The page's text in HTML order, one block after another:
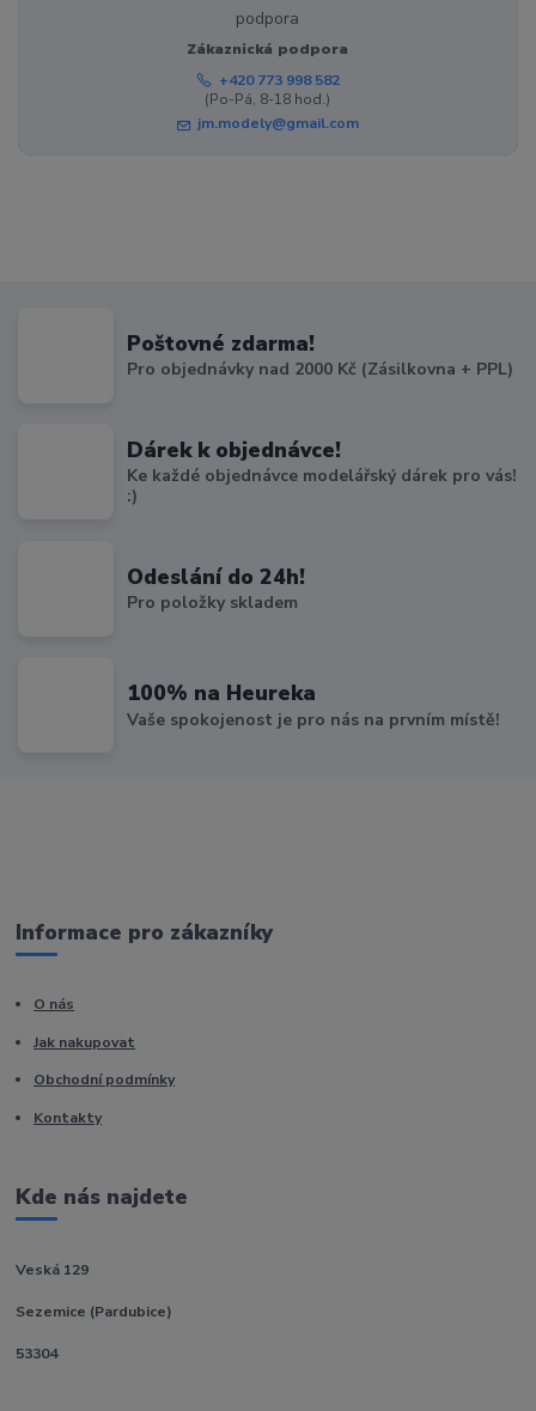
Zákaznická podpora
+420 773 998 582
(Po-Pá, 8-18 hod.)
jm.modely@gmail.com
Poštovné zdarma!
Pro objednávky nad 2000 Kč (Zásilkovna + PPL)
Dárek k objednávce!
Ke každé objednávce modelářský dárek pro vás!
:)
Odeslání do 24h!
Pro položky skladem
100% na Heureka
Vaše spokojenost je pro nás na prvním místě!
Informace pro zákazníky
O nás
Jak nakupovat
Obchodní podmínky
Kontakty
Kde nás najdete
Veská 129
Sezemice (Pardubice)
53304